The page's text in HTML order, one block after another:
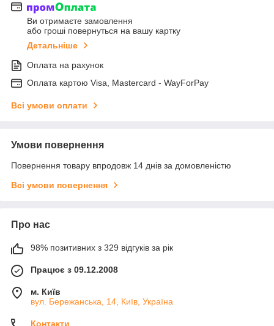
Ви отримаєте замовлення
або гроші повернуться на вашу картку
Детальніше
Оплата на рахунок
Оплата картою Visa, Mastercard - WayForPay
Всі умови оплати
Умови повернення
Повернення товару впродовж 14 днів за домовленістю
Всі умови повернення
Про нас
98% позитивних з 329 відгуків за рік
Працює з 09.12.2008
м. Київ
вул. Бережанська, 14, Київ, Україна
Контакти